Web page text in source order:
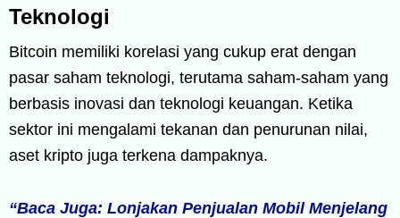
Teknologi
Bitcoin memiliki korelasi yang cukup erat dengan
pasar saham teknologi, terutama saham-saham yang
berbasis inovasi dan teknologi keuangan. Ketika
sektor ini mengalami tekanan dan penurunan nilai,
aset kripto juga terkena dampaknya.
“Baca Juga: Lonjakan Penjualan Mobil Menjelang